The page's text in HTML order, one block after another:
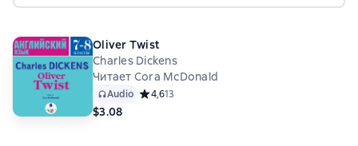
Oliver Twist
Charles Dickens
Читает Cora McDonald
Audio Средний рейтинг 4,6 на основе 13 оценок
4,613
$3.08